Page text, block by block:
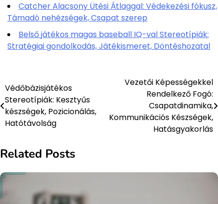
Catcher Alacsony Ütési Átlaggal: Védekezési fókusz,
Támadó nehézségek, Csapat szerep
Belső játékos magas baseball IQ-val Stereotípiák:
Stratégiai gondolkodás, Játékismeret, Döntéshozatal
Post
navigation
Védőbázisjátékos
Stereotípiák: Kesztyűs
készségek, Pozicionálás,
Hatótávolság
Vezetői Képességekkel
Rendelkező Fogó:
Csapatdinamika,
Kommunikációs Készségek,
Hatásgyakorlás
Related Posts